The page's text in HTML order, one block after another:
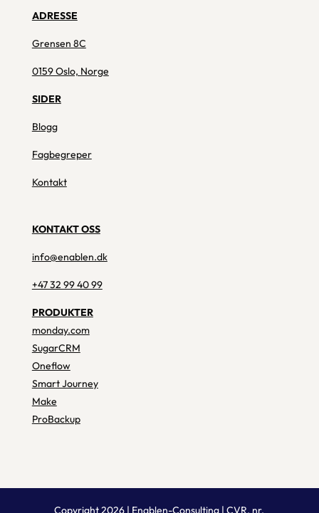
ADRESSE
Grensen 8C
0159 Oslo, Norge
SIDER
Blogg
Fagbegreper
Kontakt
KONTAKT OSS
info@enablen.dk
+47 32 99 40 99
PRODUKTER
monday.com
SugarCRM
Oneflow
Smart Journey
Make
ProBackup
Copyright 2026 | Enablen-Consulting | CVR. nr.